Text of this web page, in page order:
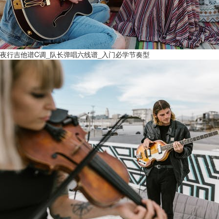
夜行吉他谱C调_队长弹唱六线谱_入门必学节奏型